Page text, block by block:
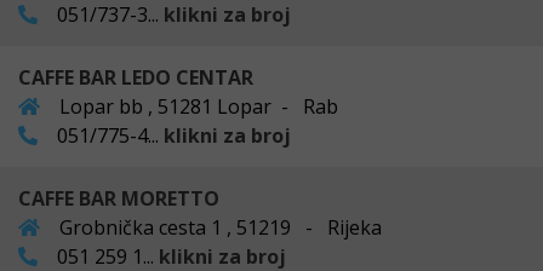
051/737-3... klikni za broj
CAFFE BAR LEDO CENTAR
Lopar bb , 51281 Lopar - Rab
051/775-4... klikni za broj
CAFFE BAR MORETTO
Grobnička cesta 1 , 51219 - Rijeka
051 259 1... klikni za broj